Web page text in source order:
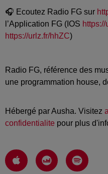
🎧 Ecoutez Radio FG sur
l’Application FG (IOS
https://urlz.fr/hhZC)
Radio FG, référence des
une programmation house,
Hébergé par Ausha. Visitez
confidentialite pour plus